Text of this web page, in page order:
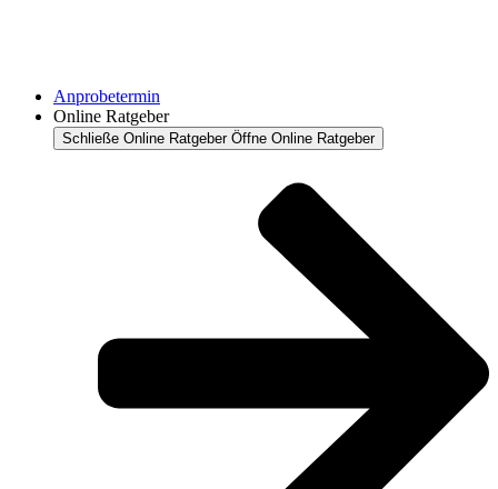
Anprobetermin
Online Ratgeber
Schließe Online Ratgeber Öffne Online Ratgeber